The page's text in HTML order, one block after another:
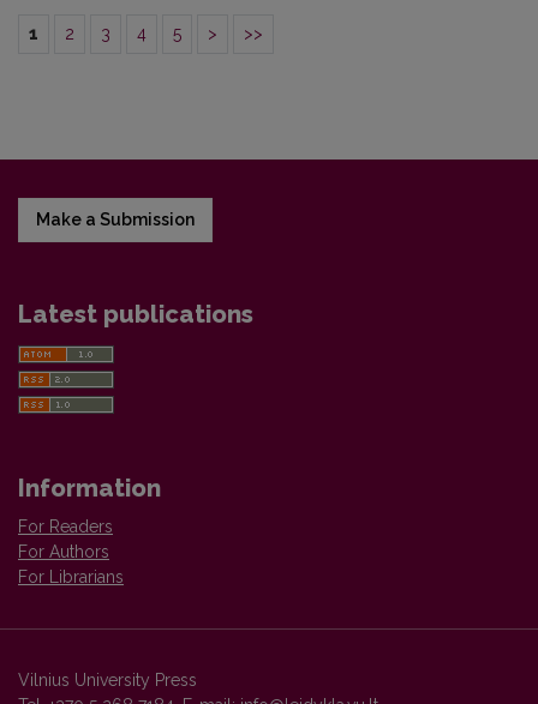
1 2 3 4 5 > >>
Make a Submission
Latest publications
Information
For Readers
For Authors
For Librarians
Vilnius University Press